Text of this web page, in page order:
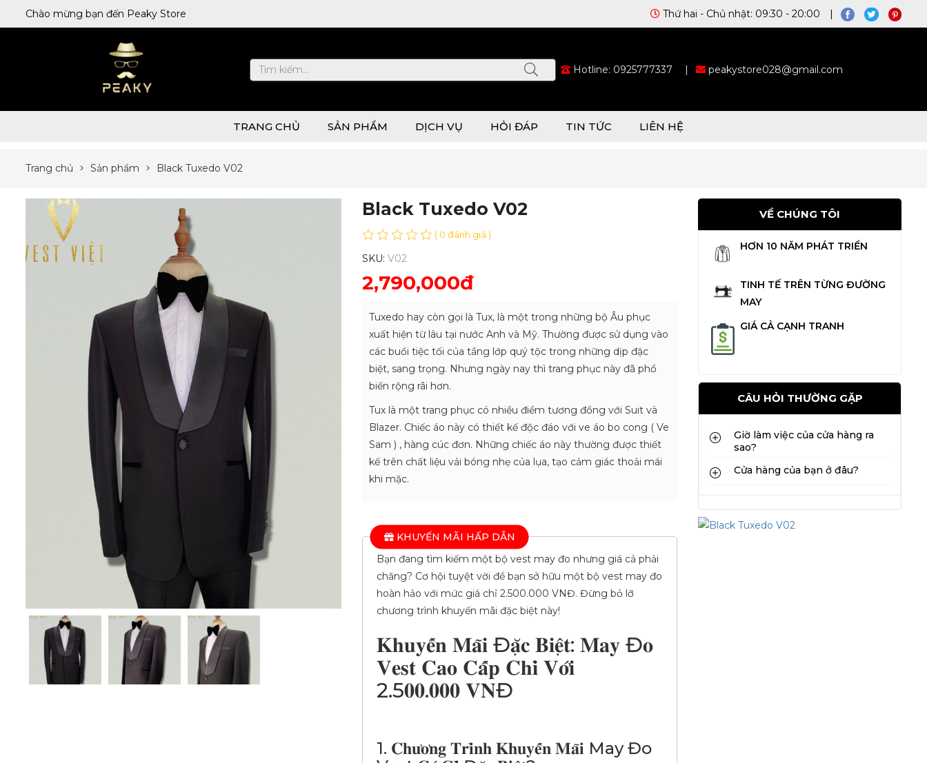
Chào mừng bạn đến Peaky Store Thứ hai - Chủ nhật: 09:30 - 20:00 |
Hotline: 0925777337 | peakystore028@gmail.com
TRANG CHỦ SẢN PHẨM DỊCH VỤ HỎI ĐÁP TIN TỨC LIÊN HỆ
Trang chủ Sản phẩm Black Tuxedo V02
Black Tuxedo V02
( 0 đánh giá )
SKU: V02
2,790,000đ
Tuxedo hay còn gọi là Tux, là một trong những bộ Âu phục
xuất hiện từ lâu tại nước Anh và Mỹ. Thường được sử dụng vào
các buổi tiệc tối của tầng lớp quý tộc trong những dịp đặc
biệt, sang trọng. Nhưng ngày nay thì trang phục này đã phổ
biến rộng rãi hơn.
Tux là một trang phục có nhiều điểm tương đồng với Suit và
Blazer. Chiếc áo này có thiết kế độc đáo với ve áo bo cong ( Ve
Sam ) , hàng cúc đơn. Những chiếc áo này thường được thiết
kế trên chất liệu vải bóng nhẹ của lụa, tạo cảm giác thoải mái
khi mặc.
KHUYẾN MÃI HẤP DẪN
Bạn đang tìm kiếm một bộ vest may đo nhưng giá cả phải
chăng? Cơ hội tuyệt vời để bạn sở hữu một bộ vest may đo
hoàn hảo với mức giá chỉ 2.500.000 VNĐ. Đừng bỏ lỡ
chương trình khuyến mãi đặc biệt này!
𝐊𝐡𝐮𝐲𝐞̂́𝐧 𝐌𝐚̃𝐢 Đ𝐚̣̆𝐜 𝐁𝐢𝐞̣̂𝐭: 𝐌𝐚𝐲 Đ𝐨
𝐕𝐞𝐬𝐭 𝐂𝐚𝐨 𝐂𝐚̂́𝐩 𝐂𝐡𝐢̉ 𝐕𝐨̛́𝐢
2.5𝟎𝟎.𝟎𝟎𝟎 𝐕𝐍Đ
1. 𝐂𝐡𝐮̛𝐨̛𝐧𝐠 𝐓𝐫𝐢̀𝐧𝐡 𝐊𝐡𝐮𝐲𝐞̂́𝐧 𝐌𝐚̃𝐢 May Đo
VỀ CHÚNG TÔI
HƠN 10 NĂM PHÁT TRIỂN
TINH TẾ TRÊN TỪNG ĐƯỜNG
MAY
GIÁ CẢ CẠNH TRANH
CÂU HỎI THƯỜNG GẶP
Giờ làm việc của cửa hàng ra
sao?
Cửa hàng của bạn ở đâu?